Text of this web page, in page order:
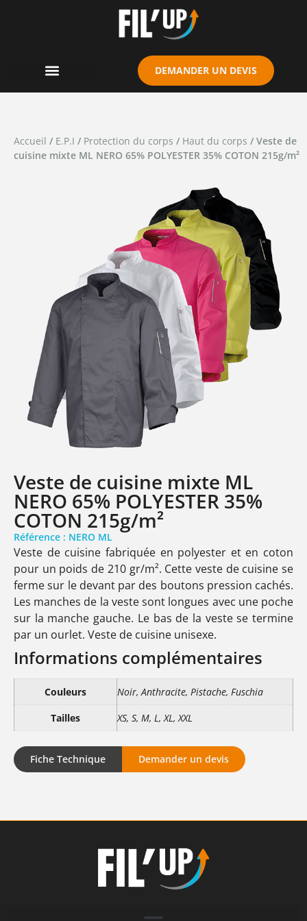
DEMANDER UN DEVIS
Accueil / E.P.I / Protection du corps / Haut du corps / Veste de
cuisine mixte ML NERO 65% POLYESTER 35% COTON 215g/m²
Veste de cuisine mixte ML
NERO 65% POLYESTER 35%
COTON 215g/m²
Référence : NERO ML
Veste de cuisine fabriquée en polyester et en coton
pour un poids de 210 gr/m². Cette veste de cuisine se
ferme sur le devant par des boutons pression cachés.
Les manches de la veste sont longues avec une poche
sur la manche gauche. Le bas de la veste se termine
par un ourlet. Veste de cuisine unisexe.
Informations complémentaires
Couleurs
Noir, Anthracite, Pistache, Fuschia
Tailles
XS, S, M, L, XL, XXL
Fiche Technique Demander un devis
Cookies management panel